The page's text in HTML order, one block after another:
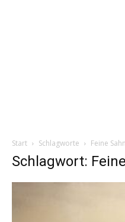
Start Schlagworte Feine
Schlagwort: